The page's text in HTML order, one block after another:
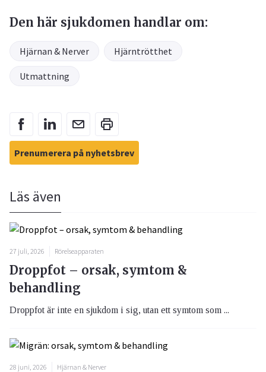
Den här sjukdomen handlar om:
Hjärnan & Nerver Hjärntrötthet
Utmattning
Prenumerera på nyhetsbrev
Läs även
27 juli, 2026 Rörelseapparaten
Droppfot – orsak, symtom &
behandling
Droppfot är inte en sjukdom i sig, utan ett symtom som ...
28 juni, 2026 Hjärnan & Nerver